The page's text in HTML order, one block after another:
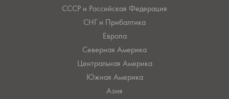
СССР и Российская Федерация
СНГ и Прибалтика
Европа
Северная Америка
Центральная Америка
Южная Америка
Азия